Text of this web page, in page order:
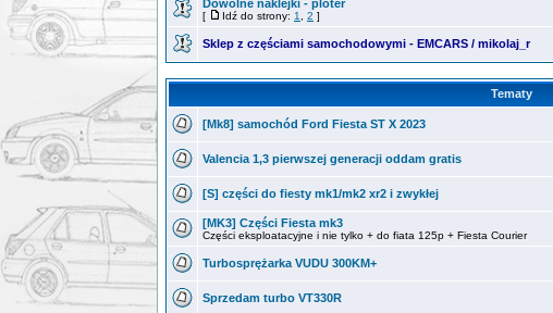
Dowolne naklejki - ploter
[ Idź do strony: 1 2 ]
Sklep z częściami samochodowymi - EMCARS / mikolaj_r
Tematy
[Mk8] samochód Ford Fiesta ST X 2023
Valencia 1,3 pierwszej generacji oddam gratis
[S] części do fiesty mk1/mk2 xr2 i zwykłej
[MK3] Części Fiesta mk3
Części eksploatacyjne i nie tylko + do fiata 125p + Fiesta Courier
Turbosprężarka VUDU 300KM+
Sprzedam turbo VT330R